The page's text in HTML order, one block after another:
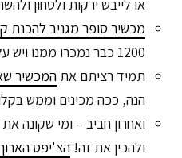
או לייבש ירקות ולטחון
מכשיר סופר מגניב להכנת
1200 כבר נמכרו ממנו ויש עליו יופי של ביקורות
תמיד רציתם את המכשיר
הנה, ככה מכינים וממש
ואחרון חביב – ומי שקונה
ולהכין את זה! הצ'יפס